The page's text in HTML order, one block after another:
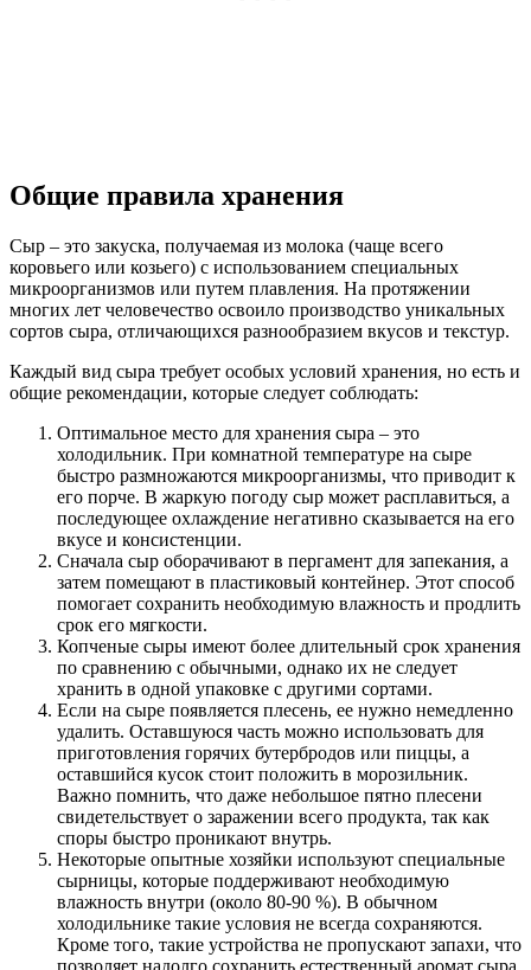
Общие правила хранения
Сыр – это закуска, получаемая из молока (чаще всего
коровьего или козьего) с использованием специальных
микроорганизмов или путем плавления. На протяжении
многих лет человечество освоило производство уникальных
сортов сыра, отличающихся разнообразием вкусов и текстур.
Каждый вид сыра требует особых условий хранения, но есть и
общие рекомендации, которые следует соблюдать:
Оптимальное место для хранения сыра – это
холодильник. При комнатной температуре на сыре
быстро размножаются микроорганизмы, что приводит к
его порче. В жаркую погоду сыр может расплавиться, а
последующее охлаждение негативно сказывается на его
вкусе и консистенции.
Сначала сыр оборачивают в пергамент для запекания, а
затем помещают в пластиковый контейнер. Этот способ
помогает сохранить необходимую влажность и продлить
срок его мягкости.
Копченые сыры имеют более длительный срок хранения
по сравнению с обычными, однако их не следует
хранить в одной упаковке с другими сортами.
Если на сыре появляется плесень, ее нужно немедленно
удалить. Оставшуюся часть можно использовать для
приготовления горячих бутербродов или пиццы, а
оставшийся кусок стоит положить в морозильник.
Важно помнить, что даже небольшое пятно плесени
свидетельствует о заражении всего продукта, так как
споры быстро проникают внутрь.
Некоторые опытные хозяйки используют специальные
сырницы, которые поддерживают необходимую
влажность внутри (около 80-90 %). В обычном
холодильнике такие условия не всегда сохраняются.
Кроме того, такие устройства не пропускают запахи, что
позволяет надолго сохранить естественный аромат сыра.